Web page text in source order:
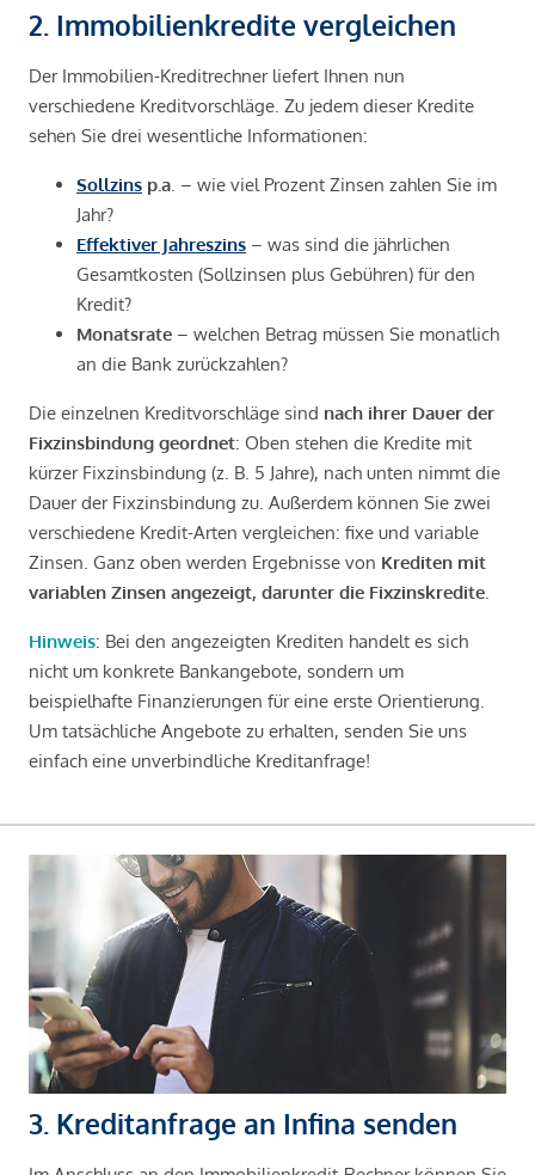
2. Immobilienkredite vergleichen
Der Immobilien-Kreditrechner liefert Ihnen nun
verschiedene Kreditvorschläge. Zu jedem dieser Kredite
sehen Sie drei wesentliche Informationen:
Sollzins p.a . – wie viel Prozent Zinsen zahlen Sie im
Jahr?
Effektiver Jahreszins – was sind die jährlichen
Gesamtkosten (Sollzinsen plus Gebühren) für den
Kredit?
Monatsrate – welchen Betrag müssen Sie monatlich
an die Bank zurückzahlen?
Die einzelnen Kreditvorschläge sind nach ihrer Dauer der
Fixzinsbindung geordnet: Oben stehen die Kredite mit
kürzer Fixzinsbindung (z. B. 5 Jahre), nach unten nimmt die
Dauer der Fixzinsbindung zu. Außerdem können Sie zwei
verschiedene Kredit-Arten vergleichen: fixe und variable
Zinsen. Ganz oben werden Ergebnisse von Krediten mit
variablen Zinsen angezeigt, darunter die Fixzinskredite
Hinweis: Bei den angezeigten Krediten handelt es sich
nicht um konkrete Bankangebote, sondern um
beispielhafte Finanzierungen für eine erste Orientierung.
Um tatsächliche Angebote zu erhalten, senden Sie uns
einfach eine unverbindliche Kreditanfrage!
3. Kreditanfrage an Infina senden